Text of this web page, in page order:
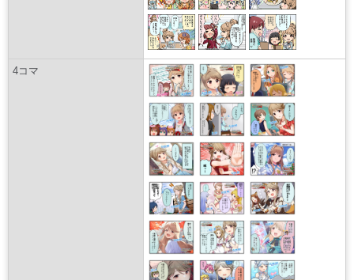
4コマ